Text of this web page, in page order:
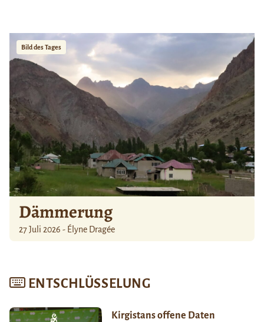
Bild des Tages
Dämmerung
27 Juli 2026 - Élyne Dragée
ENTSCHLÜSSELUNG
Kirgistans offene Daten